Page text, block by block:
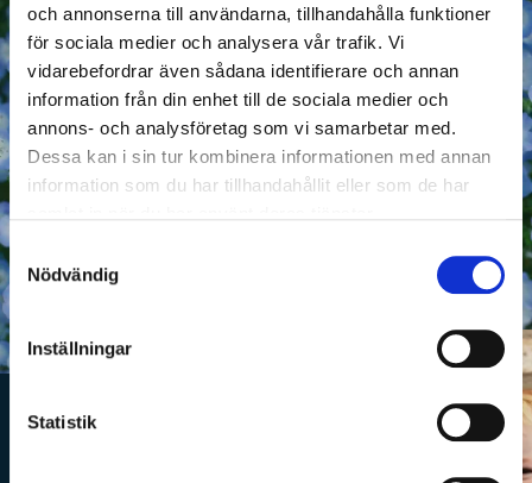
och annonserna till användarna, tillhandahålla funktioner
för sociala medier och analysera vår trafik. Vi
vidarebefordrar även sådana identifierare och annan
information från din enhet till de sociala medier och
annons- och analysföretag som vi samarbetar med.
Dessa kan i sin tur kombinera informationen med annan
information som du har tillhandahållit eller som de har
Samtyckesval
Nödvändig
Inställningar
Statistik
Traditioner
& gemenskap
Vi har många traditioner på våra förskolor
som bidrar till en härlig gemenskap och
sammanhållning.